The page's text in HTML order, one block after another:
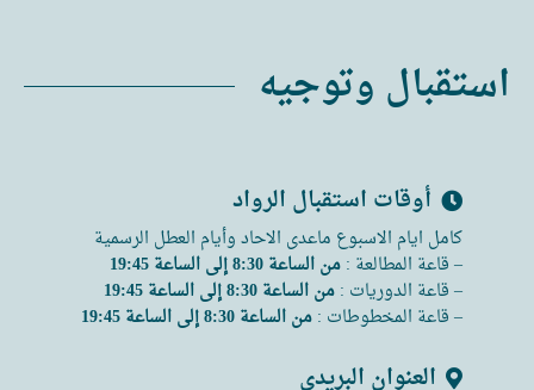
استقبال وتوجيه
أوقات استقبال الرواد
كامل ايام الاسبوع ماعدى الاحاد وأيام العطل الرسمية
– قاعة المطالعة :من الساعة 8:30 إلى الساعة 19:45
– قاعة الدوريات :من الساعة 8:30 إلى الساعة 19:45
– قاعة المخطوطات :من الساعة 8:30 إلى الساعة 19:45
العنوان البريدي